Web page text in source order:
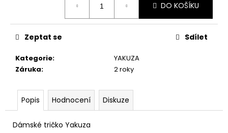
DO KOŠÍKU
Kategorie:
YAKUZA
Záruka: 2 roky
Zeptat se Sdílet
Popis Hodnocení Diskuze
Dámské tričko Yakuza
667,50
Kč
Původně:
Kč